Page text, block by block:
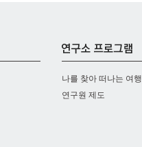
나를 찾아 떠나는 여행
연구원 제도